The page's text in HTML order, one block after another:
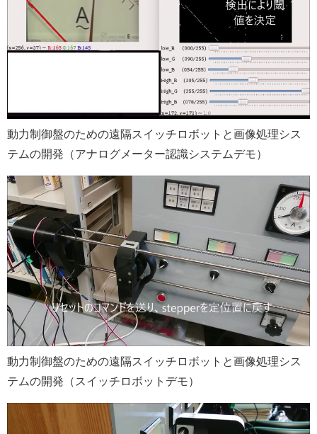
動力制御盤のための遠隔スイッチロボットと画像処理シス
テムの開発（アナログメーター認識システムデモ）
動力制御盤のための遠隔スイッチロボットと画像処理シス
テムの開発（スイッチロボットデモ）